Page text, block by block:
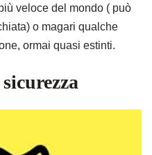
veloce del mondo ( può
o magari qualche
ormai quasi estinti.